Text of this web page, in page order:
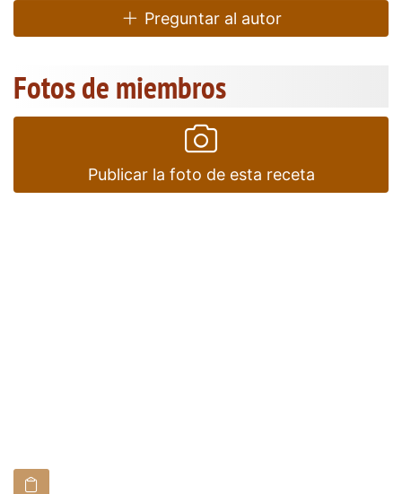
Preguntar al autor
Fotos de miembros
Publicar la foto de esta receta